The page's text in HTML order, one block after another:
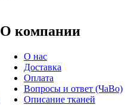
О компании
О нас
Доставка
Оплата
Вопросы и ответ (ЧаВо)
Описание тканей